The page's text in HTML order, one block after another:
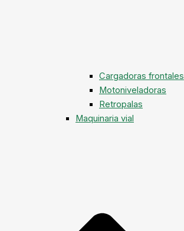
Cargadoras frontales
Motoniveladoras
Retropalas
Maquinaria vial